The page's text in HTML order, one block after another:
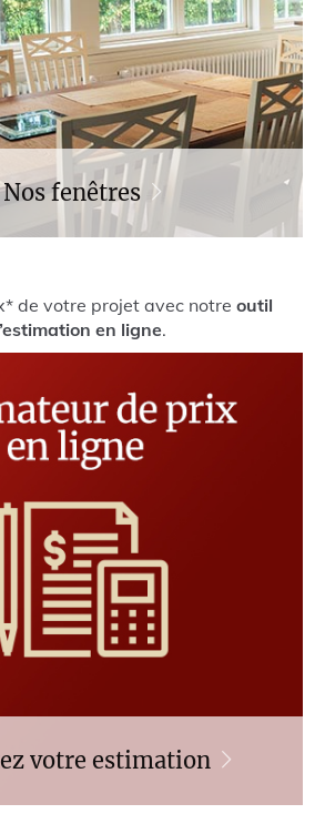
Nos fenêtres
de votre projet avec notre outil
en ligne.
votre estimation